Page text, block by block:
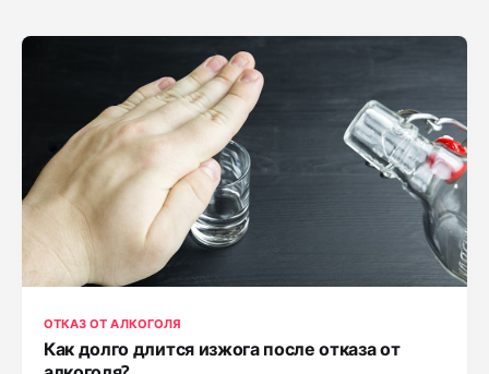
ОТКАЗ ОТ АЛКОГОЛЯ
Как долго длится изжога после отказа от